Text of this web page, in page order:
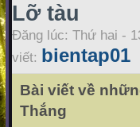
Lỡ tàu
Đăng lúc: Thứ hai -
viết: bientap01
Bài viết về
Thắng